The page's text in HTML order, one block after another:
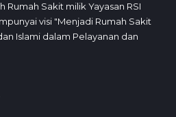
Rumah Sakit milik Yayasan RSI
visi "Menjadi Rumah Sakit
Islami dalam Pelayanan dan